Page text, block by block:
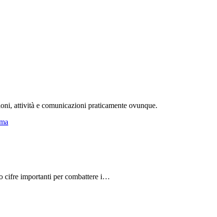
attività e comunicazioni praticamente ovunque.
cifre importanti per combattere i…